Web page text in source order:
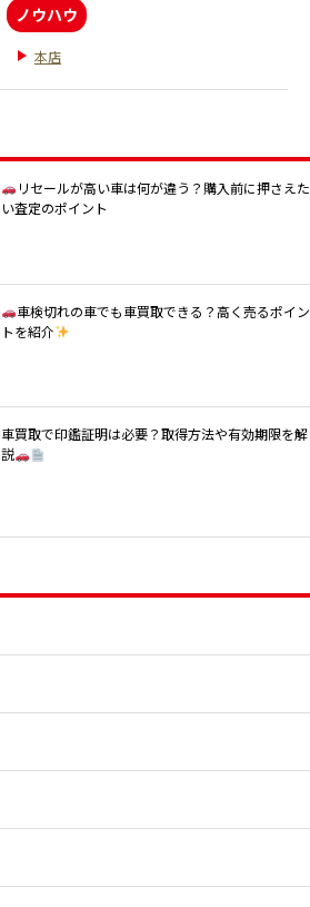
ノウハウ
本店
リセールが高い車は何が違う？購入前に押さえた
い査定のポイント
車検切れの車でも車買取できる？高く売るポイン
トを紹介
車買取で印鑑証明は必要？取得方法や有効期限を解
説